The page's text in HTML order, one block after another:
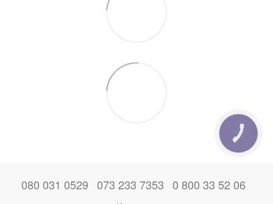
080 031 0529 073 233 7353 0 800 33 52 06
КНОПКА
ЗВ'ЯЗКУ